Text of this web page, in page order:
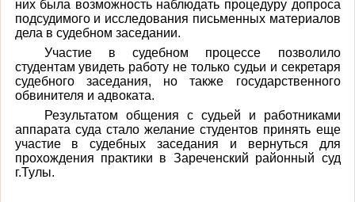
них была возможность наблюдать процедуру допроса
подсудимого и исследования письменных материалов
дела в судебном заседании.
Участие в судебном процессе позволило
студентам увидеть работу не только судьи и секретаря
судебного заседания, но также государственного
обвинителя и адвоката.
Результатом общения с судьей и работниками
аппарата суда стало желание студентов принять еще
участие в судебных заседания и вернуться для
прохождения практики в Зареченский районный суд
г.Тулы.